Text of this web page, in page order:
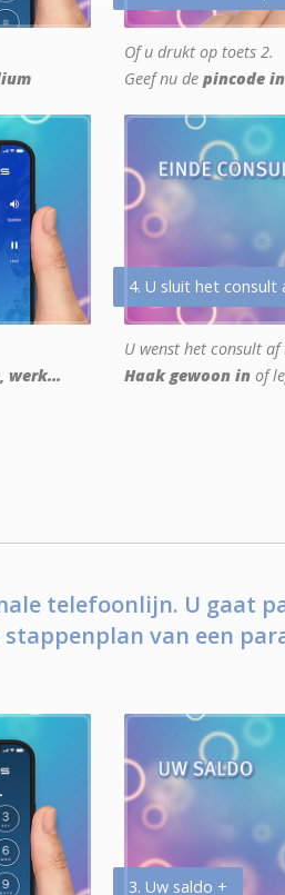
Of u drukt op toets 2.
Geef nu de pincode
werk...
4. U sluit het consult
U wenst het consult af
Haak gewoon in of
telefoonlijn. U gaat
van een
3. Uw saldo +